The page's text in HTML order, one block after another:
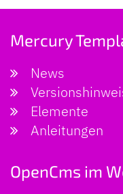
Mercury
News
Elemente
Anleitungen
OpenCms im